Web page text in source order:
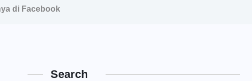
di Facebook
Search